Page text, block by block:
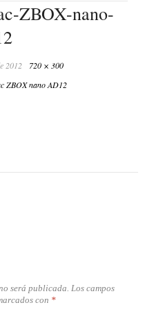
ZBOX-nano-
2012
720 × 300
ZBOX nano AD12
será publicada. Los campos
con *